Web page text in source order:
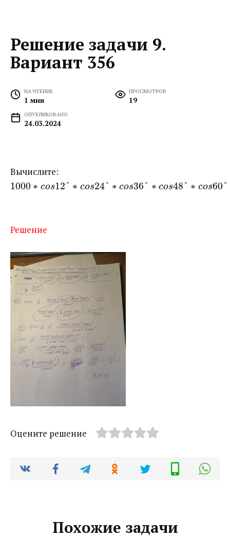
Решение задачи 9.
Вариант 356
НА ЧТЕНИЕ
1 мин
ПРОСМОТРОВ
19
ОПУБЛИКОВАНО
24.03.2024
Вычислите: ​
1000 ∗ cos12° ∗ cos24° ∗ cos36° ∗ cos48° ∗ cos60°
Решение
Оцените решение
Похожие задачи